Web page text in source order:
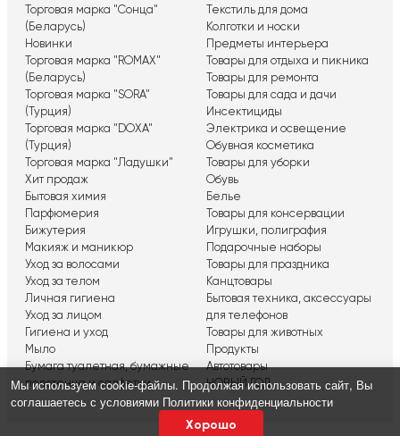
Торговая марка "Сонца"
(Беларусь)
Новинки
Торговая марка "ROMAX"
(Беларусь)
Торговая марка "SORA"
(Турция)
Торговая марка "DOXA"
(Турция)
Торговая марка "Ладушки"
Хит продаж
Бытовая химия
Парфюмерия
Бижутерия
Макияж и маникюр
Уход за волосами
Уход за телом
Личная гигиена
Уход за лицом
Гигиена и уход
Мыло
Бумага туалетная, бумажные
полотенца и салфетки
Текстиль для дома
Колготки и носки
Предметы интерьера
Товары для отдыха и пикника
Товары для ремонта
Товары для сада и дачи
Инсектициды
Электрика и освещение
Обувная косметика
Товары для уборки
Обувь
Белье
Товары для консервации
Игрушки, полиграфия
Подарочные наборы
Товары для праздника
Канцтовары
Бытовая техника, аксессуары
для телефонов
Товары для животных
Продукты
Автотовары
НОВЫЙ ГОД
Мы используем сookie-файлы. Продолжая использовать сайт, Вы
соглашаетесь с условиями Политики конфиденциальности
Хорошо